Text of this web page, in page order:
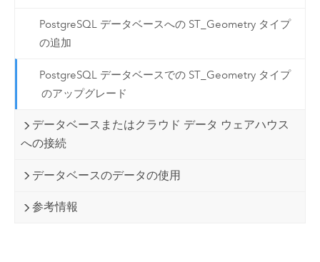
PostgreSQL データベースへの ST_Geometry タイプ
の追加
PostgreSQL データベースでの ST_Geometry タイプ
のアップグレード
データベースまたはクラウド データ ウェアハウス
への接続
データベースのデータの使用
参考情報